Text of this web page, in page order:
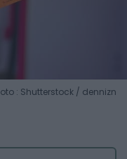
: Shutterstock / dennizn